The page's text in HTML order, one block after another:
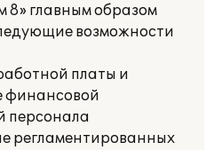
8» главным образом
возможности
платы и
финансовой
персонала
регламентированных